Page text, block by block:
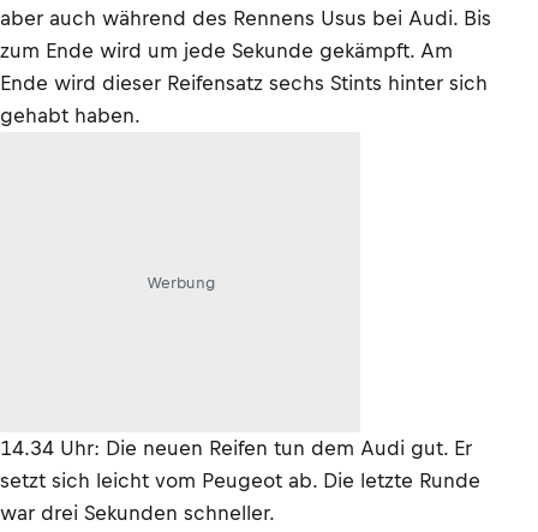
aber auch während des Rennens Usus bei Audi. Bis
zum Ende wird um jede Sekunde gekämpft. Am
Ende wird dieser Reifensatz sechs Stints hinter sich
gehabt haben.
Werbung
14.34 Uhr: Die neuen Reifen tun dem Audi gut. Er
setzt sich leicht vom Peugeot ab. Die letzte Runde
war drei Sekunden schneller.